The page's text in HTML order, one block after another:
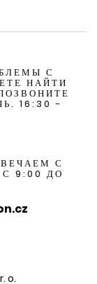
С
НАЙТИ
16:30 -
С
9:00 ДО
o.